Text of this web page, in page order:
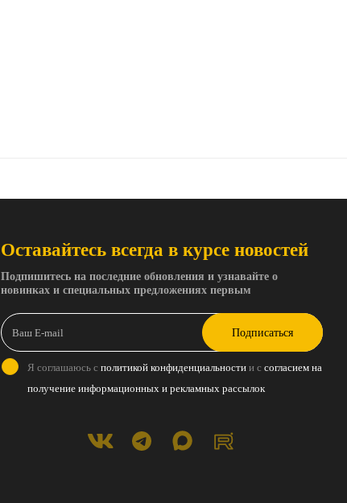
Оставайтесь всегда в курсе новостей
Подпишитесь на последние обновления и узнавайте о
новинках и специальных предложениях первым
Подписаться
Я соглашаюсь с политикой конфиденциальности и с согласием на
получение информационных и рекламных рассылок